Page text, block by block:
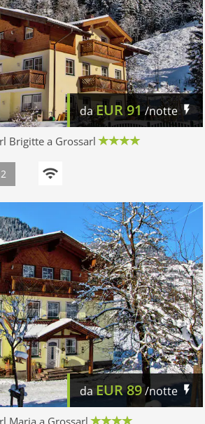
daEUR91/notte
Brigitte a Grossarl
2
da EUR89/notte
Maria a Grossarl